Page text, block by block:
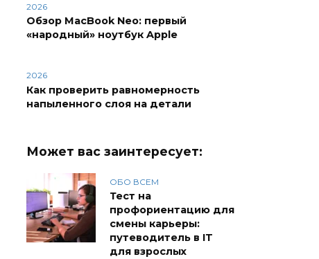
2026
Обзор MacBook Neo: первый
«народный» ноутбук Apple
2026
Как проверить равномерность
напыленного слоя на детали
Может вас заинтересует:
ОБО ВСЕМ
Тест на
профориентацию для
смены карьеры:
путеводитель в IT
для взрослых